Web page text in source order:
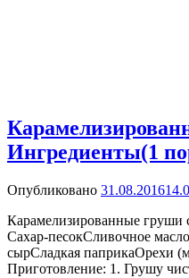
Ингредиенты(1
Опубликовано 31.08.2016
Карамелизированные
Cахар-песокCливочное
сырСладкая паприкаОрехи
Приготовление: 1. Грушу